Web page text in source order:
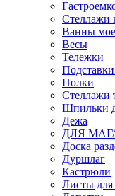
Стеллажи
Ванны
Весы
Тележки
Полки
Стеллажи
Шпильки
Дежа
ДЛЯ
Доска
Дуршлаг
Кастрюли
Листы